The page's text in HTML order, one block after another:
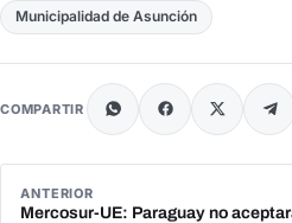
Municipalidad de Asunción
COMPARTIR
ANTERIOR
Mercosur-UE: Paraguay no